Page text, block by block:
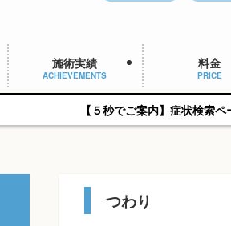
施術実績
ACHIEVEMENTS
料金
PRICE
【５秒でご案内】症状検索
つわり